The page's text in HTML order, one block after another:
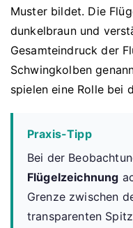
Muster bildet. Die
dunkelbraun und
Gesamteindruck der
Schwingkolben
spielen eine Rolle bei
Praxis-Tipp
Bei der
Flügelzeichnung
Grenze zwischen
transparenten